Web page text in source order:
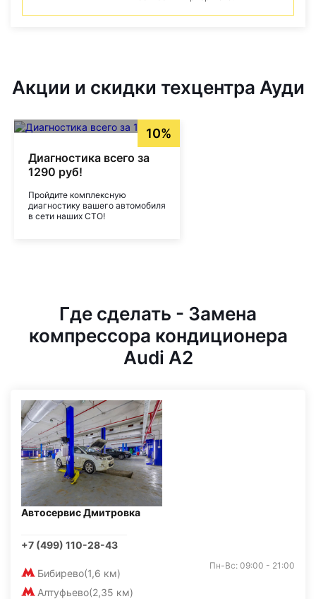
Акции и скидки техцентра Ауди
10%
Диагностика всего за
1290 руб!
Пройдите комплексную
диагностику вашего автомобиля
в сети наших СТО!
Где сделать - Замена
компрессора кондиционера
Audi A2
Автосервис Дмитровка
+7 (499) 110-28-43
Бибирево(1,6 км)
Алтуфьево(2,35 км)
Пн-Вс: 09:00 - 21:00